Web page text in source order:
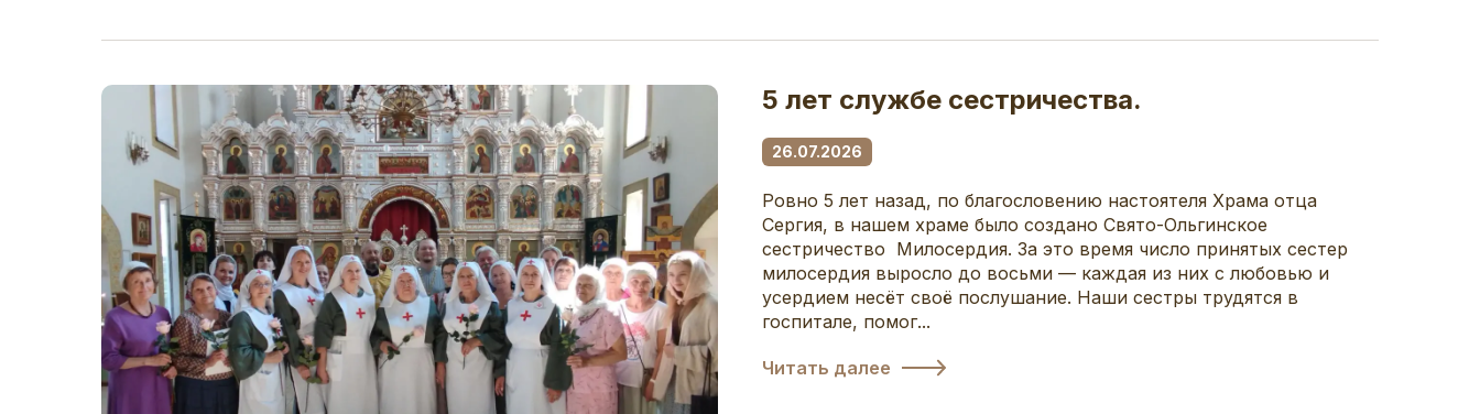
5 лет службе сестричества.
26.07.2026
Ровно 5 лет назад, по благословению настоятеля Храма отца
Сергия, в нашем храме было создано Свято-Ольгинское
сестричество Милосердия. За это время число принятых сестер
милосердия выросло до восьми — каждая из них с любовью и
усердием несёт своё послушание. Наши сестры трудятся в
госпитале, помог...
Читать далее